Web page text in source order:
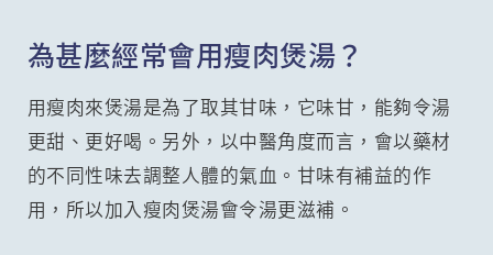
為甚麼經常會用瘦肉煲湯？
用瘦肉來煲湯是為了取其甘味，它味甘，能夠令湯
更甜、更好喝。另外，以中醫角度而言，會以藥材
的不同性味去調整人體的氣血。甘味有補益的作
用，所以加入瘦肉煲湯會令湯更滋補。